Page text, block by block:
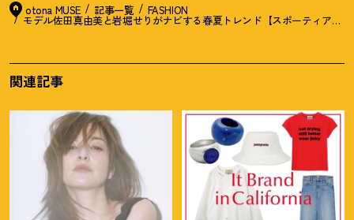
otona MUSE 記事一覧 FASHION
モデル佐田真由美と岩堀せりがナビする春夏トレンド【スポーティアウ
関連記事